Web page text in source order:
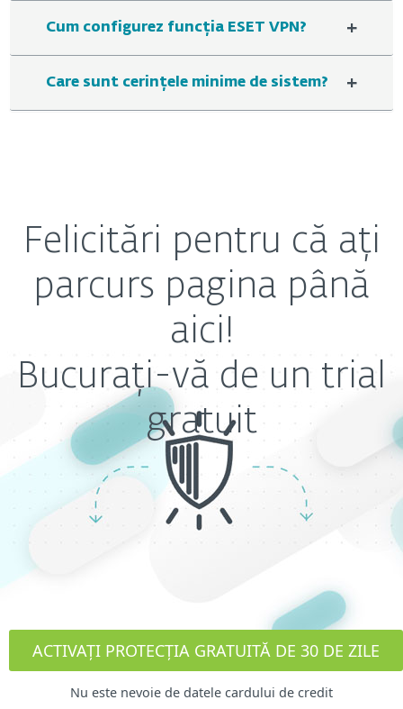
Cum configurez funcția ESET VPN? +
Care sunt cerințele minime de sistem? +
Felicitări pentru că ați
parcurs pagina până
aici!
Bucurați-vă de un trial
gratuit
ACTIVAȚI PROTECȚIA GRATUITĂ DE 30 DE ZILE
Nu este nevoie de datele cardului de credit